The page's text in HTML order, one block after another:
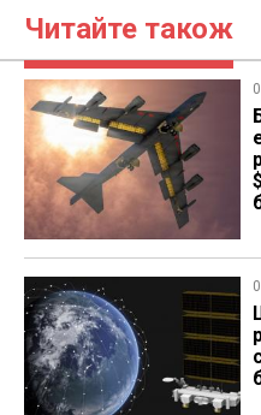
Читайте також